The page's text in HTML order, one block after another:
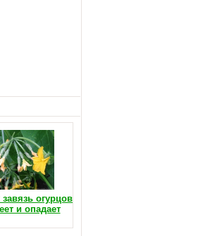
огурцов
и опадает